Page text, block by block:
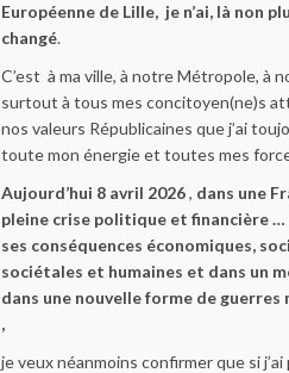
Européenne de Lille, je n’ai, là non
changé.
C’est à ma ville, à notre Métropole, à
surtout à tous mes concitoyen(ne)s
nos valeurs Républicaines que j’ai
toute mon énergie et toutes mes
Aujourd’hui 8 avril 2026, dans une
pleine crise politique et financière
ses conséquences économiques,
sociétales et humaines et dans un
dans une nouvelle forme de guerres
,
je veux néanmoins confirmer que si